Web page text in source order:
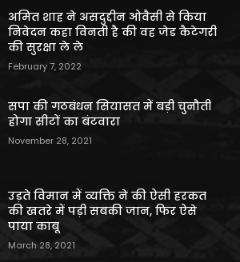
अमित शाह ने असदुद्दीन ओवैसी से किया
निवेदन कहा विनती है की वह जेड कैटेगरी
की सुरक्षा ले ले
February 7, 2022
सपा की गठबंधन सियासत में बड़ी चुनौती
होगा सीटों का बंटवारा
November 28, 2021
उड़ते विमान में व्यक्ति ने की ऐसी हरकत
की खतरे में पड़ी सबकी जान, फिर ऐसे
पाया काबू
March 28, 2021